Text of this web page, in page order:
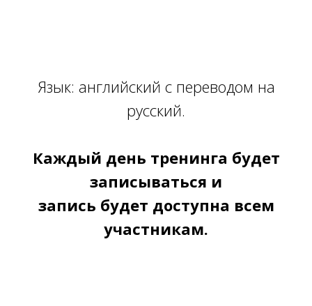
Язык: английский с переводом на
русский.
Каждый день тренинга будет
записываться и
запись будет доступна всем
участникам.